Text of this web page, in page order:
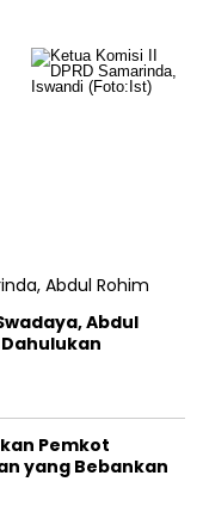
Abdul
Pemkot
yang Bebankan